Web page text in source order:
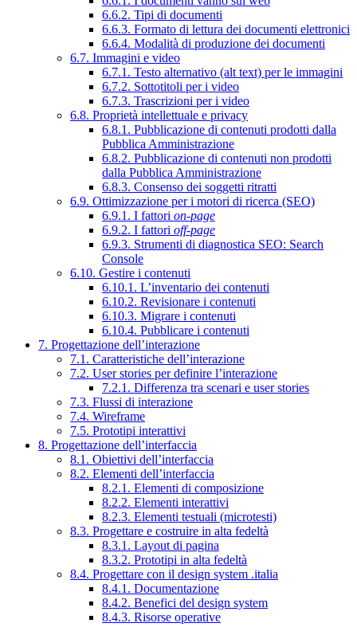
6.6.2. Tipi di documenti
6.6.3. Formato di lettura dei documenti elettronici
6.6.4. Modalità di produzione dei documenti
6.7. Immagini e video
6.7.1. Testo alternativo (alt text) per le immagini
6.7.2. Sottotitoli per i video
6.7.3. Trascrizioni per i video
6.8. Proprietà intellettuale e privacy
6.8.1. Pubblicazione di contenuti prodotti dalla
Pubblica Amministrazione
6.8.2. Pubblicazione di contenuti non prodotti
dalla Pubblica Amministrazione
6.8.3. Consenso dei soggetti ritratti
6.9. Ottimizzazione per i motori di ricerca (SEO)
6.9.1. I fattori on-page
6.9.2. I fattori off-page
6.9.3. Strumenti di diagnostica SEO: Search
Console
6.10. Gestire i contenuti
6.10.1. L’inventario dei contenuti
6.10.2. Revisionare i contenuti
6.10.3. Migrare i contenuti
6.10.4. Pubblicare i contenuti
7. Progettazione dell’interazione
7.1. Caratteristiche dell’interazione
7.2. User stories per definire l’interazione
7.2.1. Differenza tra scenari e user stories
7.3. Flussi di interazione
7.4. Wireframe
7.5. Prototipi interattivi
8. Progettazione dell’interfaccia
8.1. Obiettivi dell’interfaccia
8.2. Elementi dell’interfaccia
8.2.1. Elementi di composizione
8.2.2. Elementi interattivi
8.2.3. Elementi testuali (microtesti)
8.3. Progettare e costruire in alta fedeltà
8.3.1. Layout di pagina
8.3.2. Prototipi in alta fedeltà
8.4. Progettare con il design system .italia
8.4.1. Documentazione
8.4.2. Benefici del design system
8.4.3. Risorse operative